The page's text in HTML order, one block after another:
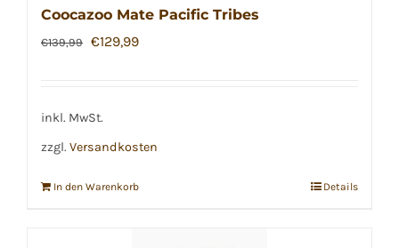
Coocazoo Mate Pacific Tribes
€139,99 Ursprünglicher
€139,99
€129,99Aktueller
inkl. MwSt.
zzgl. Versandkosten
In den Warenkorb Details